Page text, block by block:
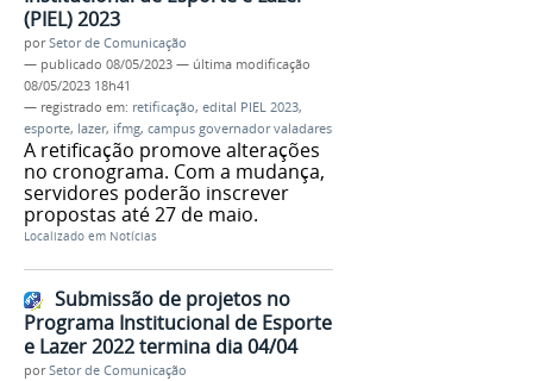
(PIEL) 2023
porSetor de Comunicação
— publicado 08/05/2023 — última modificação
08/05/2023 18h41
— registrado em: retificação, edital PIEL 2023,
esporte, lazer, ifmg, campus governador valadares
A retificação promove alterações
no cronograma. Com a mudança,
servidores poderão inscrever
propostas até 27 de maio.
Localizado em Notícias
Submissão de projetos no
Programa Institucional de Esporte
e Lazer 2022 termina dia 04/04
porSetor de Comunicação